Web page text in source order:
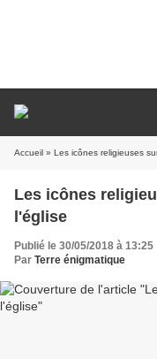
Accueil » Les icônes religieuses
Les icônes
l'église
Publié le 30/05/2018 à 13:25
Par Terre énigmatique